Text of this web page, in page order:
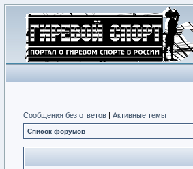
Сообщения без ответов | Активные темы
Список форумов